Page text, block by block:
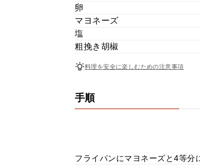
卵
マヨネーズ
塩
粗挽き胡椒
料理を安全に楽しむための注意事項
手順
フライパンにマヨネーズと4等分